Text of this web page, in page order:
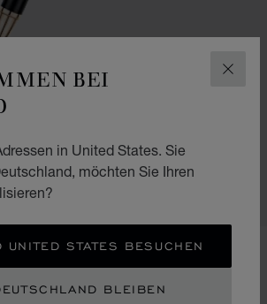
BEI
in United States. Sie
möchten Sie Ihren
UNITED STATES BESUCHEN
BLEIBEN
KAUFEN